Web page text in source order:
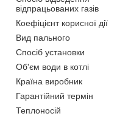
відпрацьованих газів
Коефіцієнт корисної дії
Вид пального
Спосіб установки
Об'єм води в котлі
Країна виробник
Гарантійний термін
Теплоносій